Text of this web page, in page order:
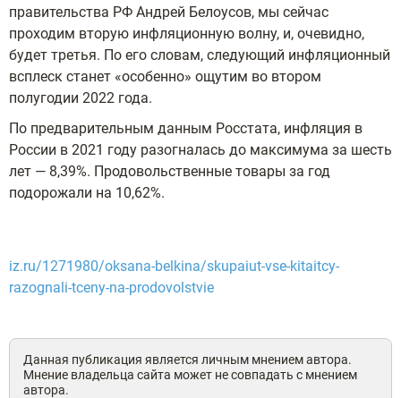
правительства РФ Андрей Белоусов, мы сейчас
проходим вторую инфляционную волну, и, очевидно,
будет третья. По его словам, следующий инфляционный
всплеск станет «особенно» ощутим во втором
полугодии 2022 года.
По предварительным данным Росстата, инфляция в
России в 2021 году разогналась до максимума за шесть
лет — 8,39%. Продовольственные товары за год
подорожали на 10,62%.
iz.ru/1271980/oksana-belkina/skupaiut-vse-kitaitcy-
razognali-tceny-na-prodovolstvie
Данная публикация является личным мнением автора.
Мнение владельца сайта может не совпадать с мнением
автора.